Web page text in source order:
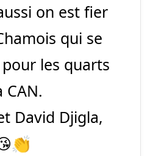
on est fier
qui se
les quarts
CAN.
David Djigla,